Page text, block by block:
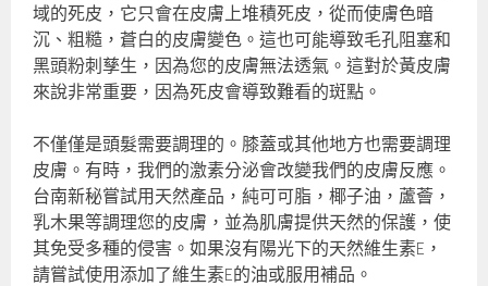
域的死皮，它只會在皮膚上堆積死皮，從而使膚色暗
沉、粗糙，蒼白的皮膚變色。這也可能導致毛孔阻塞和
黑頭粉刺孳生，因為您的皮膚無法透氣。這對於黃皮膚
來說非常重要，因為死皮會導致難看的斑點。
不僅僅是頭髮需要調理的。膝蓋或其他地方也需要調理
皮膚。有時，我們的激素分泌會改變我們的皮膚反應。
台南新秘嘗試用天然產品，純可可脂，椰子油，蘆薈，
乳木果等調理您的皮膚，並為肌膚提供天然的保護，使
其免受多種的侵害。如果沒有陽光下的天然維生素E，
請嘗試使用添加了維生素E的油或服用補品。